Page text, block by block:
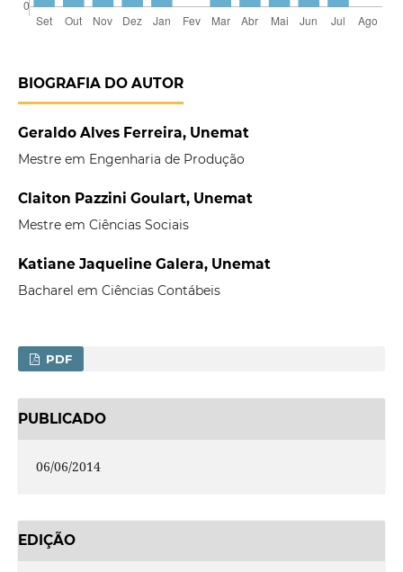
BIOGRAFIA DO AUTOR
Geraldo Alves Ferreira, Unemat
Mestre em Engenharia de Produção
Claiton Pazzini Goulart, Unemat
Mestre em Ciências Sociais
Katiane Jaqueline Galera, Unemat
Bacharel em Ciências Contábeis
PDF
PUBLICADO
06/06/2014
EDIÇÃO